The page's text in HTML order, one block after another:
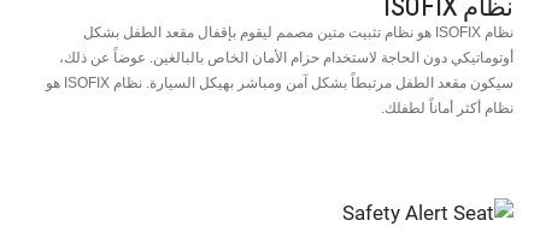
نظام ISOFIX هو نظام تثبيت متين مصمم ليقوم بإقفال مقعد الطفل بشكل
أوتوماتيكي دون الحاجة لاستخدام حزام الأمان الخاص بالبالغين. عوضاً عن ذلك،
سيكون مقعد الطفل مرتبطاً بشكل آمن ومباشر بهيكل السيارة. نظام ISOFIX هو
نظام أكثر أماناً لطفلك.